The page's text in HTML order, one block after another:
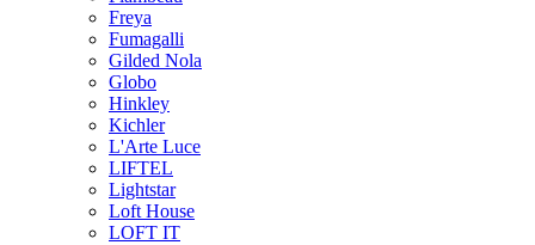
Freya
Fumagalli
Gilded Nola
Globo
Hinkley
Kichler
L'Arte Luce
LIFTEL
Lightstar
Loft House
LOFT IT